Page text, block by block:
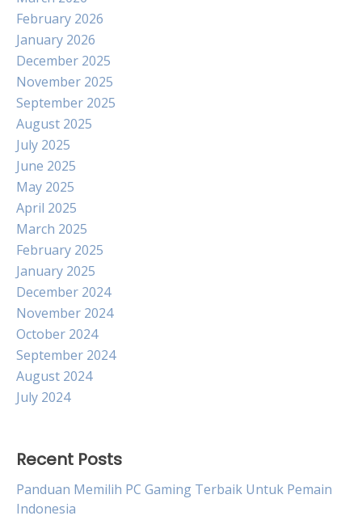
February 2026
January 2026
December 2025
November 2025
September 2025
August 2025
July 2025
June 2025
May 2025
April 2025
March 2025
February 2025
January 2025
December 2024
November 2024
October 2024
September 2024
August 2024
July 2024
Recent Posts
Panduan Memilih PC Gaming Terbaik Untuk Pemain
Indonesia